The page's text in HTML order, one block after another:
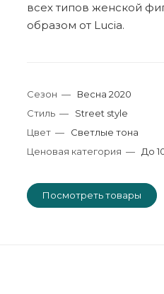
всех типов женской
образом от Lucia.
Сезон —
Весна 2020
Стиль —
Street style
Цвет —
Светлые тона
Ценовая категория — До
Посмотреть товары